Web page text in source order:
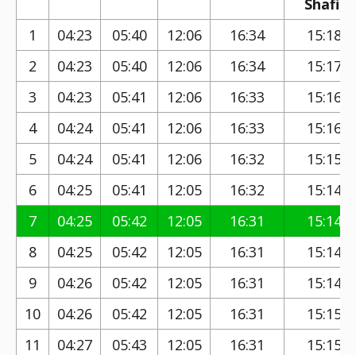
Shafi)
1
04:23 05:40 12:06 16:34
15:18
2
04:23 05:40 12:06 16:34
15:17
3
04:23 05:41 12:06 16:33
15:16
4
04:24 05:41 12:06 16:33
15:16
5
04:24 05:41 12:06 16:32
15:15
6
04:25 05:41 12:05 16:32
15:14
7
04:25 05:42 12:05 16:31
15:14
8
04:25 05:42 12:05 16:31
15:14
9
04:26 05:42 12:05 16:31
15:14
10
04:26 05:42 12:05 16:31
15:15
11
04:27 05:43 12:05 16:31
15:15